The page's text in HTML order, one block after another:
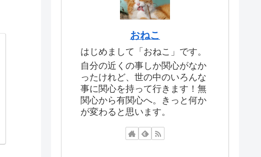
おねこ
はじめまして「おねこ」です。
自分の近くの事しか関心がなか
ったけれど、世の中のいろんな
事に関心を持って行きます！無
関心から有関心へ。きっと何か
が変わると思います。